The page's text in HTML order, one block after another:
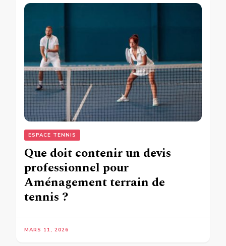
ESPACE TENNIS
Que doit contenir un devis
professionnel pour
Aménagement terrain de
tennis ?
MARS 11, 2026